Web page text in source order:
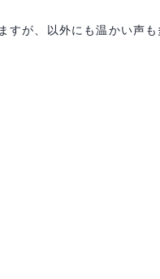
が、以外にも温かい声も